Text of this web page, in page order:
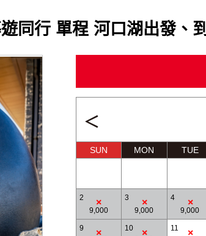
同行 單程 河口湖出發、
＜
SUN MON TUE
2
9,000
3
9,000
4
9,000
9
10
11